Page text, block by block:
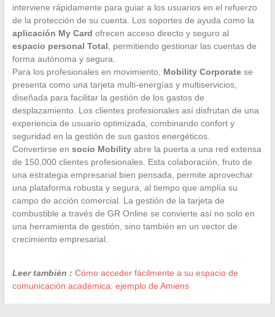
interviene rápidamente para guiar a los usuarios en el refuerzo
de la protección de su cuenta. Los soportes de ayuda como la
aplicación My Card ofrecen acceso directo y seguro al
espacio personal Total , permitiendo gestionar las cuentas de
forma autónoma y segura.
Para los profesionales en movimiento, Mobility Corporatese
presenta como una tarjeta multi-energías y multiservicios,
diseñada para facilitar la gestión de los gastos de
desplazamiento. Los clientes profesionales así disfrutan de una
experiencia de usuario optimizada, combinando confort y
seguridad en la gestión de sus gastos energéticos.
Convertirse en socio Mobilityabre la puerta a una red extensa
de 150,000 clientes profesionales. Esta colaboración, fruto de
una estrategia empresarial bien pensada, permite aprovechar
una plataforma robusta y segura, al tiempo que amplía su
campo de acción comercial. La gestión de la tarjeta de
combustible a través de GR Online se convierte así no solo en
una herramienta de gestión, sino también en un vector de
crecimiento empresarial.
Leer también : Cómo acceder fácilmente a su espacio de
comunicación académica: ejemplo de Amiens